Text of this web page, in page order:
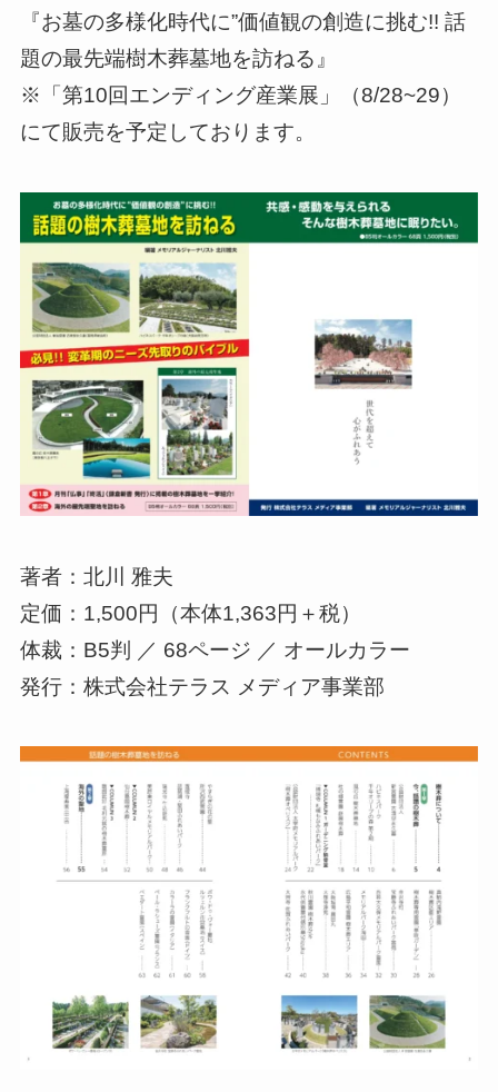
『お墓の多様化時代に”価値観の創造に挑む!! 話
題の最先端樹木葬墓地を訪ねる』
※「第10回エンディング産業展」（8/28~29）
にて販売を予定しております。
著者：北川 雅夫
定価：1,500円（本体1,363円＋税）
体裁：B5判 ／ 68ページ ／ オールカラー
発行：株式会社テラス メディア事業部